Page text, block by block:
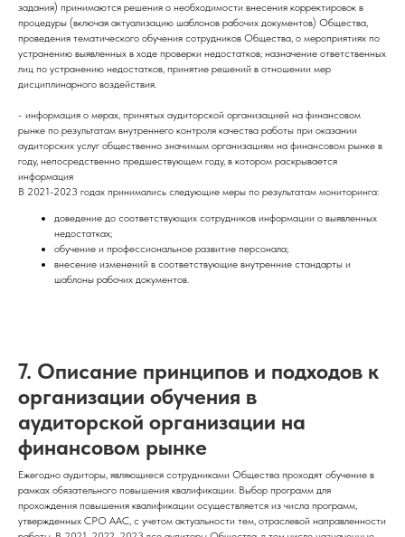
задания) принимаются решения о необходимости внесения корректировок в
процедуры (включая актуализацию шаблонов рабочих документов) Общества,
проведения тематического обучения сотрудников Общества, о мероприятиях по
устранению выявленных в ходе проверки недостатков; назначение ответственных
лиц по устранению недостатков, принятие решений в отношении мер
дисциплинарного воздействия.
- информация о мерах, принятых аудиторской организацией на финансовом
рынке по результатам внутреннего контроля качества работы при оказании
аудиторских услуг общественно значимым организациям на финансовом рынке в
году, непосредственно предшествующем году, в котором раскрывается
информация
В 2021-2023 годах принимались следующие меры по результатам мониторинга:
доведение до соответствующих сотрудников информации о выявленных
недостатках;
обучение и профессиональное развитие персонала;
внесение изменений в соответствующие внутренние стандарты и
шаблоны рабочих документов.
7. Описание принципов и подходов к
организации обучения в
аудиторской организации на
финансовом рынке
Ежегодно аудиторы, являющиеся сотрудниками Общества проходят обучение в
рамках обязательного повышения квалификации. Выбор программ для
прохождения повышения квалификации осуществляется из числа программ,
утвержденных СРО ААС, с учетом актуальности тем, отраслевой направленности